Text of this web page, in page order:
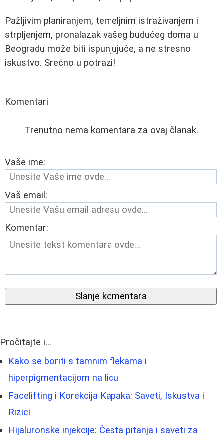
Pažljivim planiranjem, temeljnim istraživanjem i
strpljenjem, pronalazak vašeg budućeg doma u
Beogradu može biti ispunjujuće, a ne stresno
iskustvo. Srećno u potrazi!
Komentari
Trenutno nema komentara za ovaj članak.
Vaše ime:
Vaš email:
Komentar:
Slanje komentara
Pročitajte i...
Kako se boriti s tamnim flekama i
hiperpigmentacijom na licu
Facelifting i Korekcija Kapaka: Saveti, Iskustva i
Rizici
Hijaluronske injekcije: Česta pitanja i saveti za